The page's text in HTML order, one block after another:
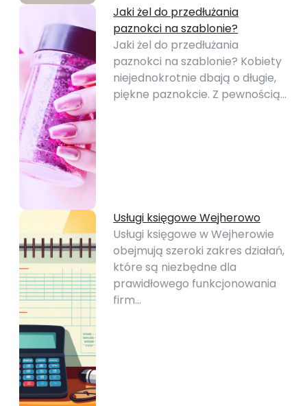
Jaki żel do przedłużania
paznokci na szablonie?
Jaki żel do przedłużania
paznokci na szablonie? Kobiety
niejednokrotnie dbają o długie,
piękne paznokcie. Z pewnością…
Usługi księgowe Wejherowo
Usługi księgowe w Wejherowie
obejmują szeroki zakres działań,
które są niezbędne dla
prawidłowego funkcjonowania
firm…